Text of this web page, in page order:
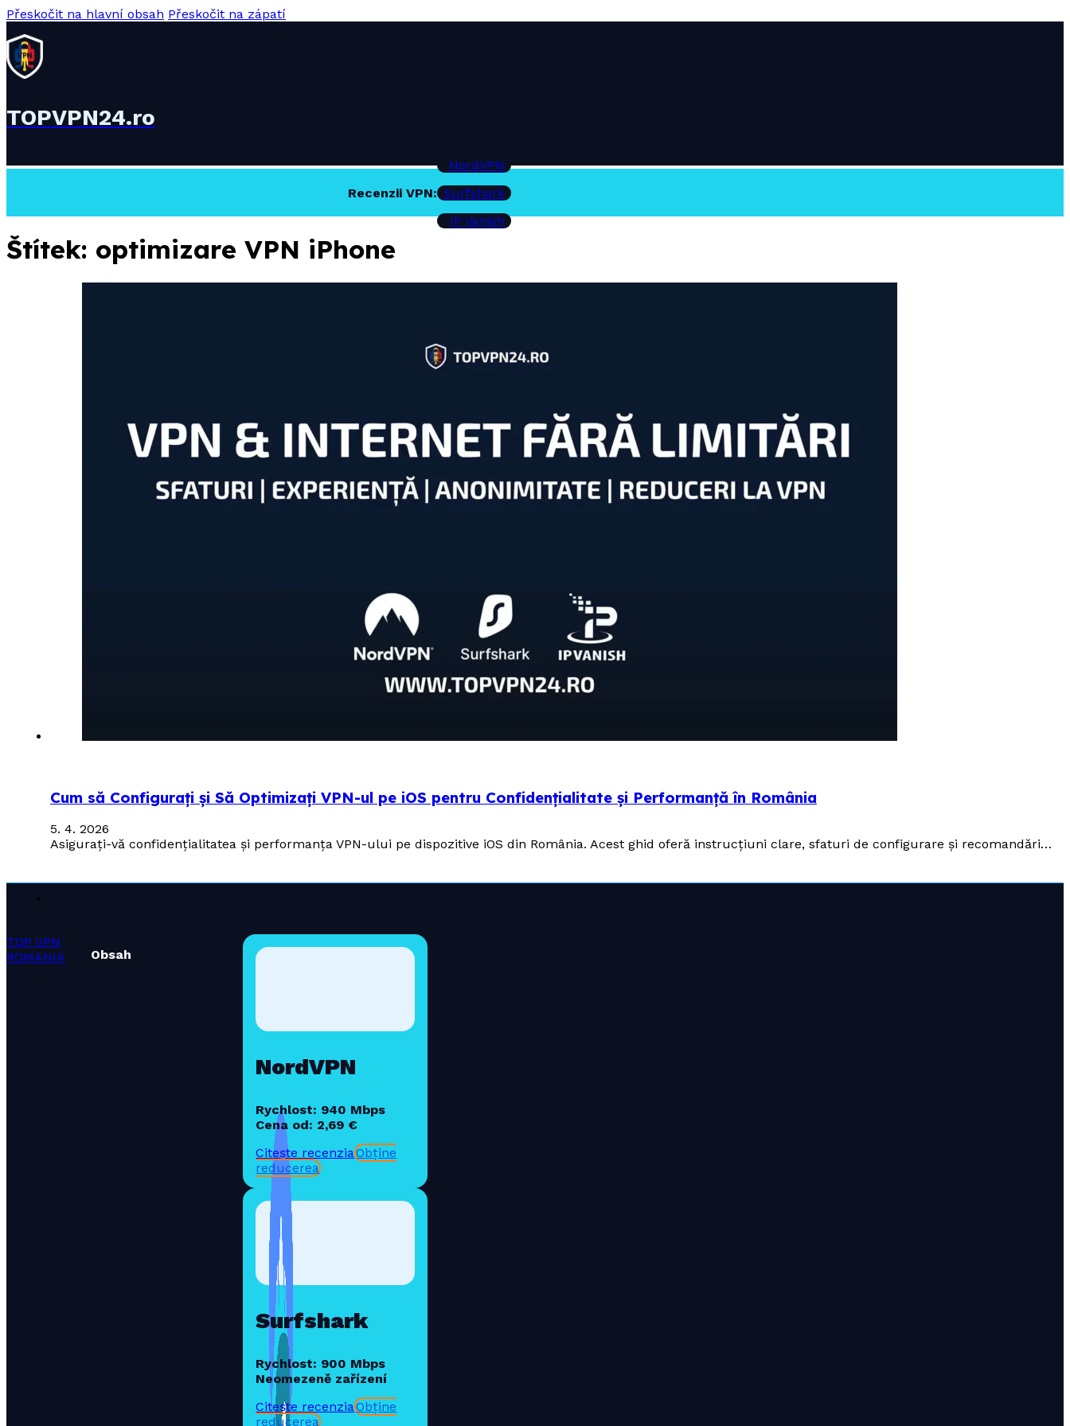
Přeskočit na hlavní obsah Přeskočit na zápatí
TOPVPN24.ro
Recenzii VPN:
NordVPN
Surfshark
IP Vanish
Štítek: optimizare VPN iPhone
Cum să Configurați și Să Optimizați VPN-ul pe iOS pentru Confidențialitate și Performanță în România
5. 4. 2026
Asigurați-vă confidențialitatea și performanța VPN-ului pe dispozitive iOS din România. Acest ghid oferă instrucțiuni clare, sfaturi de configurare și recomandări…
TOP VPN
ROMANIA
Obsah
NordVPN
Rychlost: 940 Mbps
Cena od: 2,69 €
Citește recenziaObține
reducerea
Surfshark
Rychlost: 900 Mbps
Neomezeně zařízení
Citește recenziaObține
reducerea